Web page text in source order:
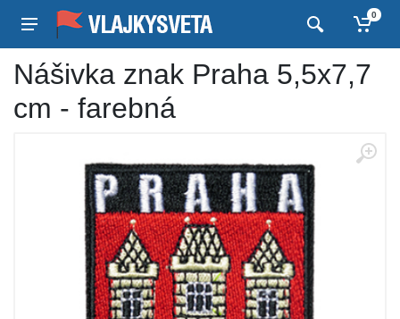
0
Nášivka znak Praha 5,5x7,7
cm - farebná